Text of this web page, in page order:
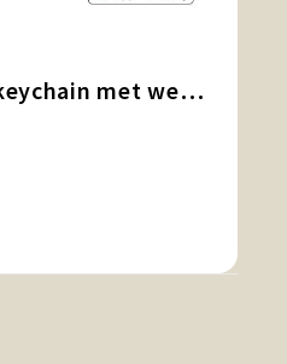
Keyfinder Dual keychain met wereldwijd lokaliseren